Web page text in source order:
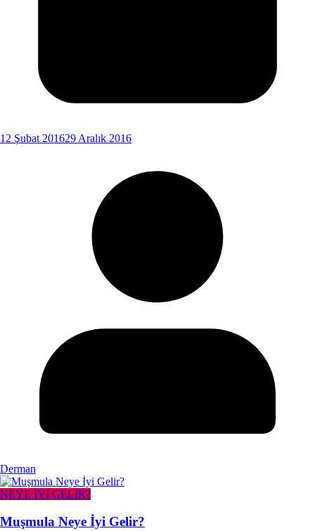
12 Şubat 201629 Aralık 2016
Derman
NEYE İYİ GELİR?
Muşmula Neye İyi Gelir?